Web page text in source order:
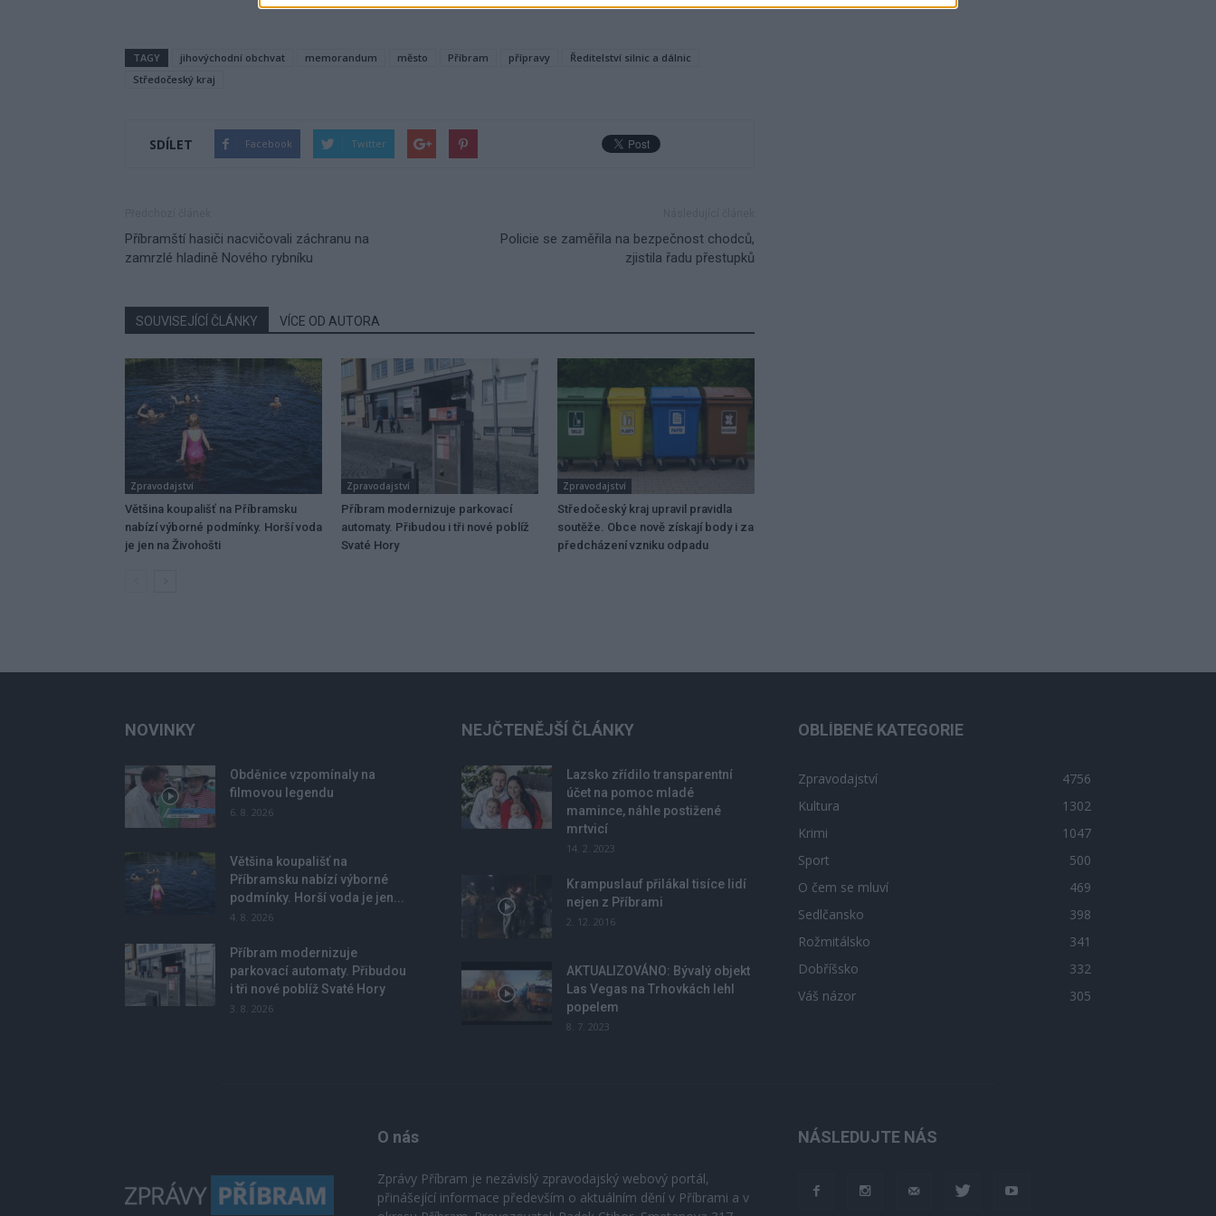
TAGY jihovýchodní obchvat memorandum město Příbram přípravy
Ředitelství silnic a dálnic
Středočeský kraj
SDÍLET Facebook Twitter
Příbramští hasiči nacvičovali záchranu na
zamrzlé hladině Nového rybníku
Policie se zaměřila na bezpečnost chodců,
zjistila řadu přestupků
SOUVISEJÍCÍ ČLÁNKY VÍCE OD AUTORA
Zpravodajství
Většina koupališť na Příbramsku
nabízí výborné podmínky. Horší voda
je jen na Živohošti
Zpravodajství
Příbram modernizuje parkovací
automaty. Přibudou i tři nové poblíž
Svaté Hory
Zpravodajství
Středočeský kraj upravil pravidla
soutěže. Obce nově získají body i za
předcházení vzniku odpadu
NOVINKY
Obděnice vzpomínaly na
filmovou legendu
6. 8. 2026
Většina koupališť na
Příbramsku nabízí výborné
podmínky. Horší voda je jen...
4. 8. 2026
Příbram modernizuje
parkovací automaty. Přibudou
i tři nové poblíž Svaté Hory
3. 8. 2026
NEJČTENĚJŠÍ ČLÁNKY
Lazsko zřídilo transparentní
účet na pomoc mladé
mamince, náhle postižené
mrtvicí
14. 2. 2023
Krampuslauf přilákal tisíce lidí
nejen z Příbrami
2. 12. 2016
AKTUALIZOVÁNO: Bývalý objekt
Las Vegas na Trhovkách lehl
popelem
8. 7. 2023
OBLÍBENÉ KATEGORIE
Zpravodajství
4756
Kultura
1302
Krimi
1047
Sport
500
O čem se mluví
469
Sedlčansko
398
Rožmitálsko
341
Dobříšsko
332
Váš názor
305
O nás
Zprávy Příbram je nezávislý zpravodajský webový portál,
přinášející informace především o aktuálním dění v Příbrami a v
NÁSLEDUJTE NÁS